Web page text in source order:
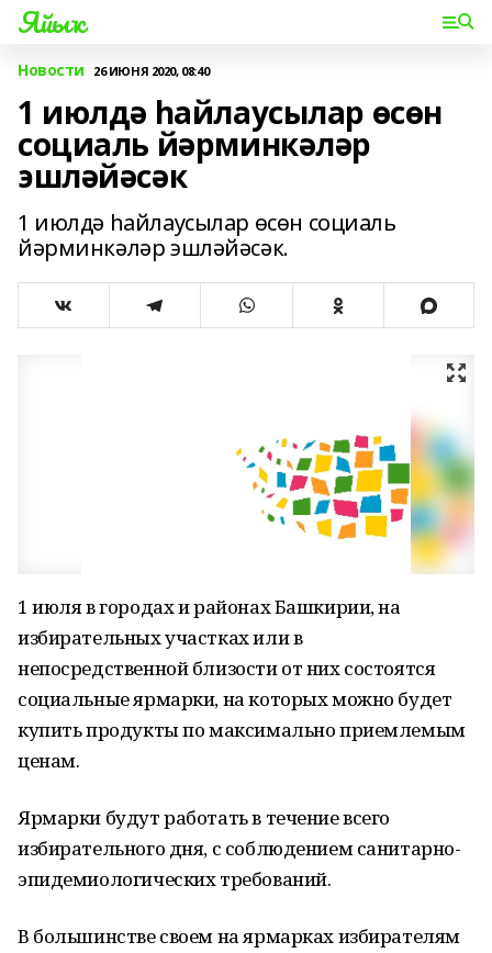
Яйыҡ
Новости 26 ИЮНЯ 2020, 08:40
1 июлдә һайлаусылар өсөн
социаль йәрминкәләр
эшләйәсәк
1 июлдә һайлаусылар өсөн социаль
йәрминкәләр эшләйәсәк.
1 июля в городах и районах Башкирии, на
избирательных участках или в
непосредственной близости от них состоятся
социальные ярмарки, на которых можно будет
купить продукты по максимально приемлемым
ценам.
Ярмарки будут работать в течение всего
избирательного дня, с соблюдением санитарно-
эпидемиологических требований.
В большинстве своем на ярмарках избирателям